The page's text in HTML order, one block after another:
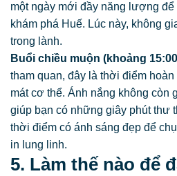
một ngày mới đầy năng lượng để
khám phá Huế. Lúc này, không
trong lành.
Buổi chiều muộn (khoảng
tham quan, đây là thời điểm
mát cơ thể. Ánh nắng không còn
giúp bạn có những giây phút thư
thời điểm có ánh sáng đẹp để
in lung linh.
5. Làm thế nào để